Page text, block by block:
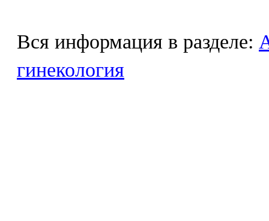
Вся информация в разделе:
гинекология